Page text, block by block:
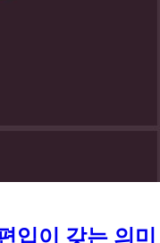
입이 갖는 의미